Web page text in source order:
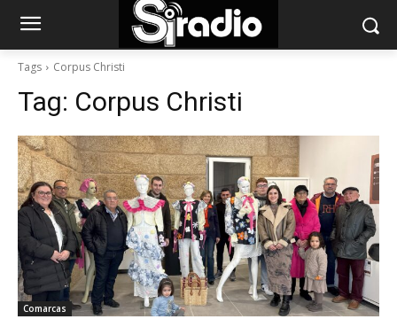
Tags Corpus Christi
Tag: Corpus Christi
Comarcas